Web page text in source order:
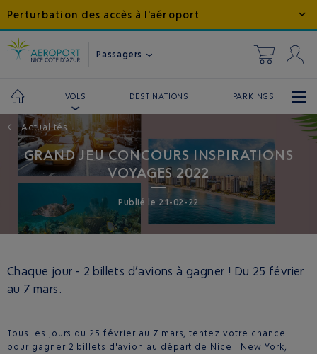
Perturbation des accès à l'aéroport
Passagers
VOLS DESTINATIONS PARKINGS
← Actualités
GRAND JEU CONCOURS INSPIRATIONS
VOYAGES 2022
Publié le 21-02-22
Chaque jour - 2 billets d’avions à gagner ! Du 25 février
au 7 mars.
Tous les jours du 25 février au 7 mars, tentez votre chance
pour gagner 2 billets d'avion au départ de Nice : New York,